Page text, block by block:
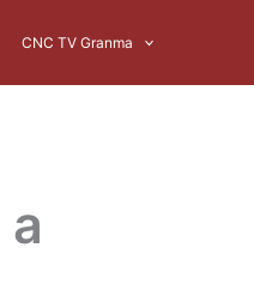
CNC TV Granma